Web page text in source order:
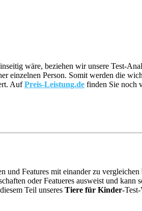
wäre, beziehen wir unsere Test-
einzelnen Person. Somit werden die
AufPreis-Leistung.de finden Sie noch
Features mit einander zu
oder Featueres ausweist und kann
Teil unseres Tiere für Kinder-